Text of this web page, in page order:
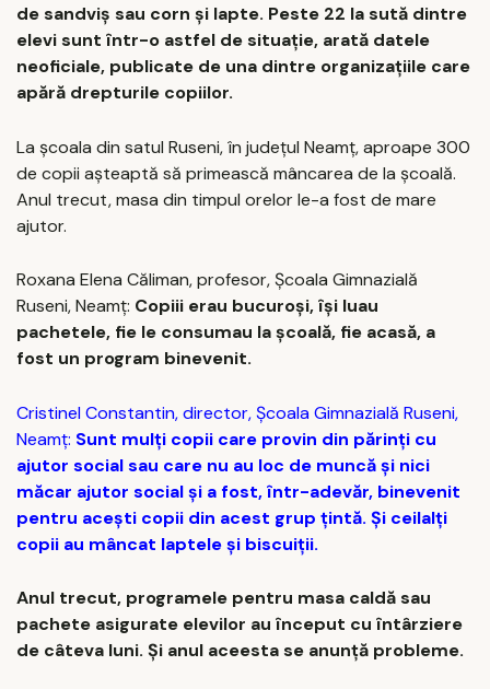
de sandviş sau corn şi lapte. Peste 22 la sută dintre
elevi sunt într-o astfel de situație, arată datele
neoficiale, publicate de una dintre organizațiile care
apără drepturile copiilor.
La şcoala din satul Ruseni, în județul Neamţ, aproape 300
de copii așteaptă să primească mâncarea de la școală.
Anul trecut, masa din timpul orelor le-a fost de mare
ajutor.
Roxana Elena Căliman, profesor, Şcoala Gimnazială
Ruseni, Neamţ: Copiii erau bucuroși, își luau
pachetele, fie le consumau la școală, fie acasă, a
fost un program binevenit.
Cristinel Constantin, director, Şcoala Gimnazială Ruseni,
Neamţ: Sunt mulți copii care provin din părinți cu
ajutor social sau care nu au loc de muncă și nici
măcar ajutor social și a fost, într-adevăr, binevenit
pentru acești copii din acest grup țintă. Și ceilalți
copii au mâncat laptele și biscuiții.
Anul trecut, programele pentru masa caldă sau
pachete asigurate elevilor au început cu întârziere
de câteva luni. Și anul aceesta se anunță probleme.